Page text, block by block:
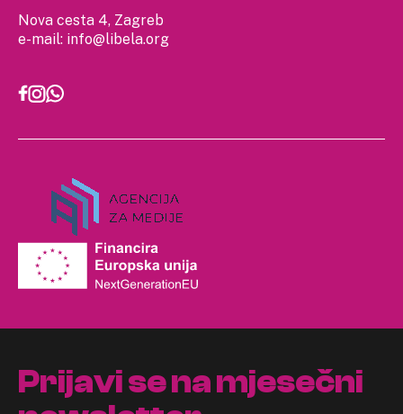
Nova cesta 4, Zagreb
e-mail: info@libela.org
Prijavi se na mjesečni